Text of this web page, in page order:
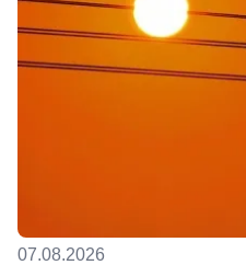
07.08.2026